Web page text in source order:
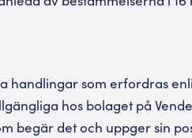
handlingar som erfordras
hos bolaget på
begär det och uppger sin